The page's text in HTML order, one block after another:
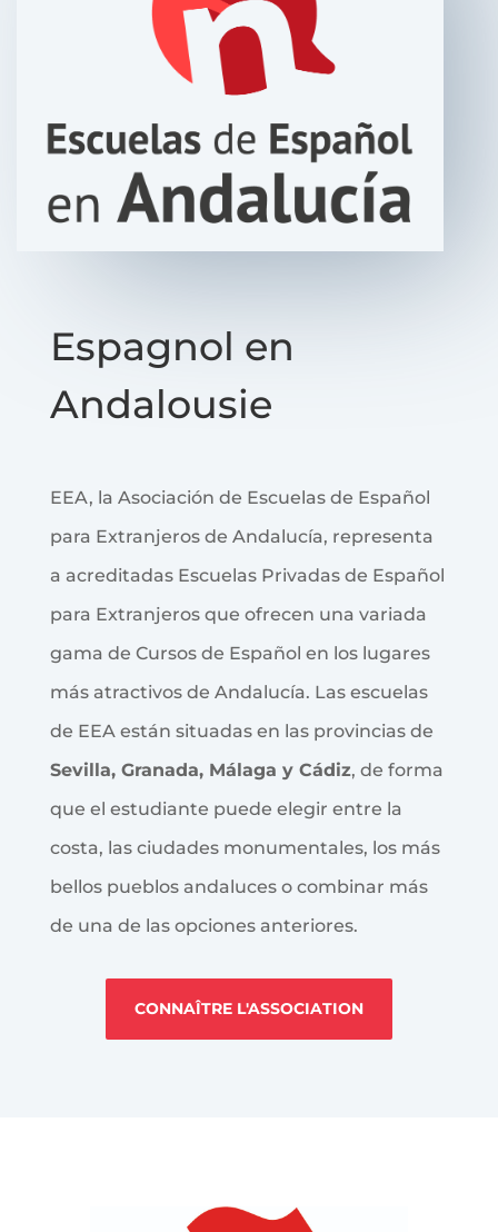
Espagnol en
Andalousie
EEA, la Asociación de Escuelas de Español
para Extranjeros de Andalucía, representa
a acreditadas Escuelas Privadas de Español
para Extranjeros que ofrecen una variada
gama de Cursos de Español en los lugares
más atractivos de Andalucía. Las escuelas
de EEA están situadas en las provincias de
Sevilla, Granada, Málaga y Cádiz, de forma
que el estudiante puede elegir entre la
costa, las ciudades monumentales, los más
bellos pueblos andaluces o combinar más
de una de las opciones anteriores.
CONNAÎTRE L'ASSOCIATION